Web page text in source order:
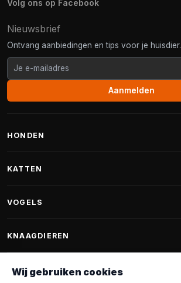
Volg ons op Facebook
Nieuwsbrief
Ontvang aanbiedingen en tips voor je huisdier.
Aanmelden
HONDEN
Fantail hondenmanden
Hondenspeelgoed
KATTEN
Krabpalen voor Maine Coon
VOGELS
Vogelvoer binnenvogels
Voederhuisjes
KNAAGDIEREN
Wij gebruiken cookies